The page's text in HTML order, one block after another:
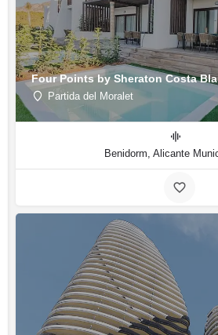
Four Points by Sheraton Costa
Partida del Moralet
Benidorm, Alicante